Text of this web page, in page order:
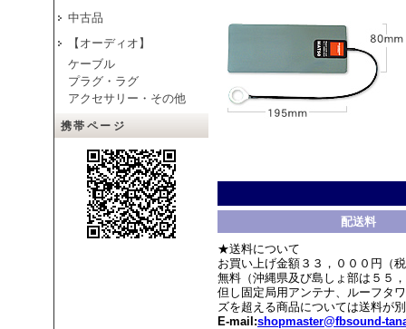
中古品
【オーディオ】
ケーブル
プラグ・ラグ
アクセサリー・その他
携帯ページ
配送料
★送料について
お買い上げ金額３３，０００円（
無料（沖縄県及び島しょ部は５５
但し固定局用アンテナ、ルーフタ
ズを超える商品については送料が
E-mail:shopmaster@fbsound-